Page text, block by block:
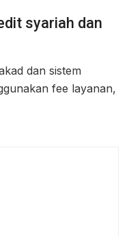
syariah dan
dan sistem
fee layanan,